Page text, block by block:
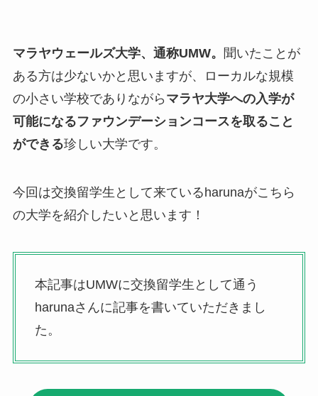
マラヤウェールズ大学、通称UMW。
聞いたことが
ある方は少ないかと思いますが、ローカルな規模
の小さい学校でありながら マラヤ大学への入学が
可能になるファウンデーションコースを取ること
ができる珍しい大学です。
今回は交換留学生として来ているharunaがこちら
の大学を紹介したいと思います！
本記事はUMWに交換留学生として通う
harunaさんに記事を書いていただきまし
た。